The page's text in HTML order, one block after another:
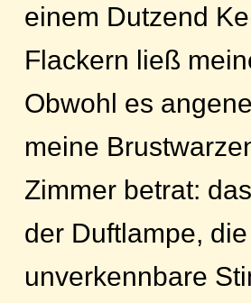
einem Dutzend
Flackern ließ
Obwohl es
meine
Zimmer betrat:
der Duftlampe,
unverkennbare